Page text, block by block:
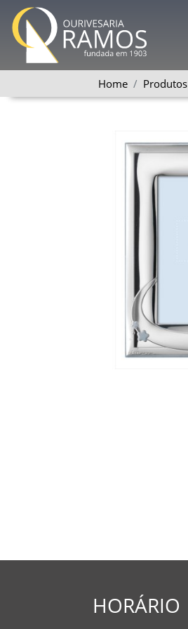
Home Produtos
HORÁRIO